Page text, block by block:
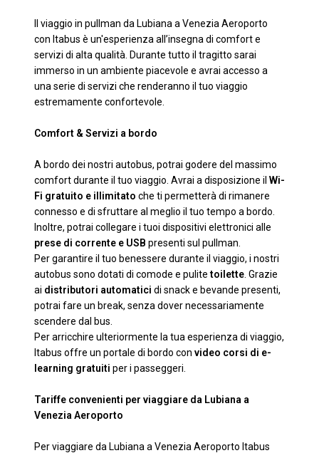
Il viaggio in pullman da Lubiana a Venezia Aeroporto
con Itabus è un'esperienza all’insegna di comfort e
servizi di alta qualità. Durante tutto il tragitto sarai
immerso in un ambiente piacevole e avrai accesso a
una serie di servizi che renderanno il tuo viaggio
estremamente confortevole.
Comfort & Servizi a bordo
A bordo dei nostri autobus, potrai godere del massimo
comfort durante il tuo viaggio. Avrai a disposizione il Wi-
Fi gratuito e illimitato che ti permetterà di rimanere
connesso e di sfruttare al meglio il tuo tempo a bordo.
Inoltre, potrai collegare i tuoi dispositivi elettronici alle
prese di corrente e USB presenti sul pullman.
Per garantire il tuo benessere durante il viaggio, i nostri
autobus sono dotati di comode e pulitetoilette . Grazie
ai distributori automatici di snack e bevande presenti,
potrai fare un break, senza dover necessariamente
scendere dal bus.
Per arricchire ulteriormente la tua esperienza di viaggio,
Itabus offre un portale di bordo con video corsi di e-
learning gratuiti per i passeggeri.
Tariffe convenienti per viaggiare da Lubiana a
Venezia Aeroporto
Per viaggiare da Lubiana a Venezia Aeroporto Itabus